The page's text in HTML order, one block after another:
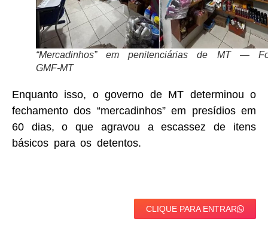
“Mercadinhos” em penitenciárias de MT —
GMF-MT
Enquanto isso, o governo de MT determinou o
fechamento dos “mercadinhos” em presídios em
60 dias, o que agravou a escassez de itens
básicos para os detentos.
CLIQUE PARA ENTRAR